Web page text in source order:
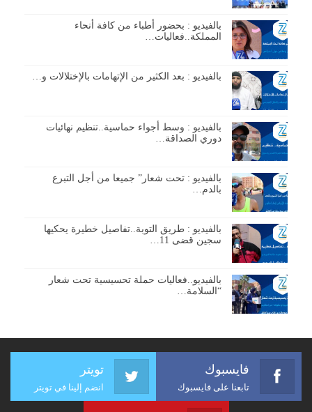
بالفيديو : بحضور أطباء من كافة أنحاء
المملكة..فعاليات…
بالفيديو : بعد الكثير من الإتهامات بالإختلالات و…
بالفيديو : وسط أجواء حماسية..تنظيم نهائيات
دوري الصداقة…
بالفيديو : تحت شعار” جميعا من أجل التبرع
بالدم…
بالفيديو : طريق التوبة..تفاصيل خطيرة يحكيها
سجين قضى 11…
بالفيديو..فعاليات حملة تحسيسية تحت شعار
“السلامة…
فايسبوك
تابعنا على فايسبوك
تويتر
انضم إلينا في تويتر